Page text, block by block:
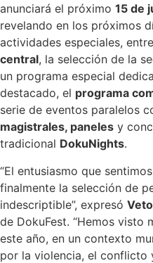
anunciará el próximo 15 de
revelando en los próximos
actividades especiales,
central, la selección de la
un programa especial
destacado, el programa
serie de eventos paralelos
magistrales, paneles y
tradicional DokuNights.
“El entusiasmo que
finalmente la selección de
indescriptible”, expresó
de DokuFest. “Hemos visto
este año, en un contexto
por la violencia, el conflicto